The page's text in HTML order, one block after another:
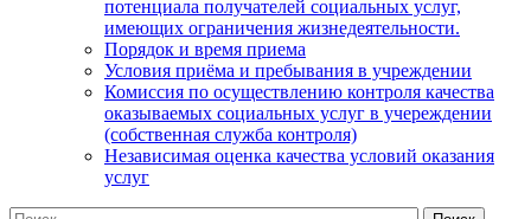
потенциала получателей социальных услуг,
имеющих ограничения жизнедеятельности.
Порядок и время приема
Условия приёма и пребывания в учреждении
Комиссия по осуществлению контроля качества
оказываемых социальных услуг в учереждении
(собственная служба контроля)
Независимая оценка качества условий оказания
услуг